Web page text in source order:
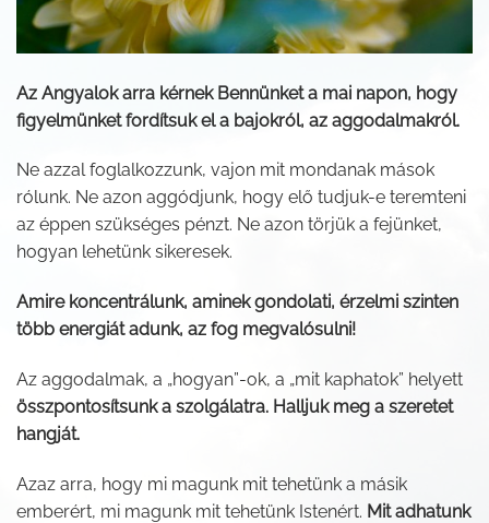
Az Angyalok arra kérnek Bennünket a mai napon, hogy
figyelmünket fordítsuk el a bajokról, az aggodalmakról.
Ne azzal foglalkozzunk, vajon mit mondanak mások
rólunk. Ne azon aggódjunk, hogy elő tudjuk-e teremteni
az éppen szükséges pénzt. Ne azon törjük a fejünket,
hogyan lehetünk sikeresek.
Amire koncentrálunk, aminek gondolati, érzelmi szinten
több energiát adunk, az fog megvalósulni!
Az aggodalmak, a „hogyan”-ok, a „mit kaphatok” helyett
összpontosítsunk a szolgálatra. Halljuk meg a szeretet
hangját.
Azaz arra, hogy mi magunk mit tehetünk a másik
emberért, mi magunk mit tehetünk Istenért. Mit adhatunk